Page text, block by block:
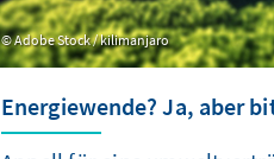
Adobe Stock / kilimanjaro
Energiewende? Ja, aber